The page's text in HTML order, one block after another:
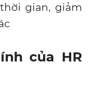
gian, giảm
của HR